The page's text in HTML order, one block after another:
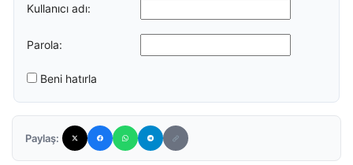
Kullanıcı adı:
Parola:
Beni hatırla
Paylaş: